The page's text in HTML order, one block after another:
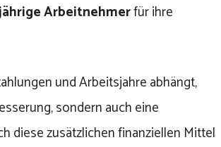
Arbeitnehmerfür ihre
und Arbeitsjahre abhängt,
sondern auch eine
diese zusätzlichen finanziellen Mittel